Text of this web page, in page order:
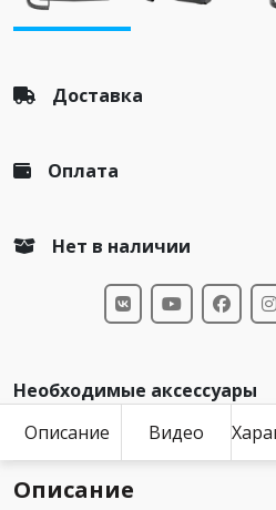
Доставка
Оплата
Нет в наличии
Необходимые аксессуары
Описание
Видео
Описание